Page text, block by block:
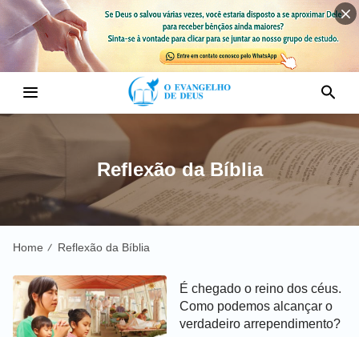
Reflexão da Bíblia
Home / Reflexão da Bíblia
É chegado o reino dos céus.
Como podemos alcançar o
verdadeiro arrependimento?